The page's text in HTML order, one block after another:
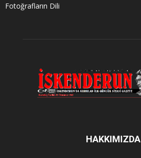
Fotoğrafların Dili
HAKKIMIZDA